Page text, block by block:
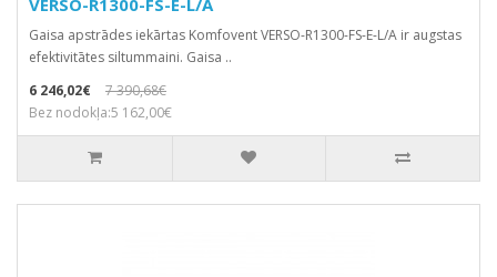
Gaisa apstrādes iekārtas Komfovent VERSO-R1300-FS-E-L/A ir augstas
efektivitātes siltummaini. Gaisa ..
6 246,02€
7 390,68€
Bez nodokļa:5 162,00€